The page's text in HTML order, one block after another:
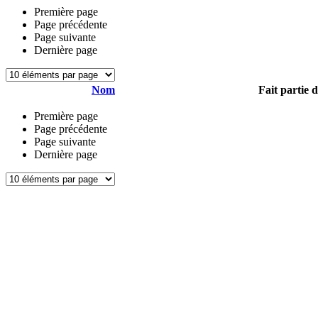
Première page
Page précédente
Page suivante
Dernière page
Nom Fait partie
Première page
Page précédente
Page suivante
Dernière page